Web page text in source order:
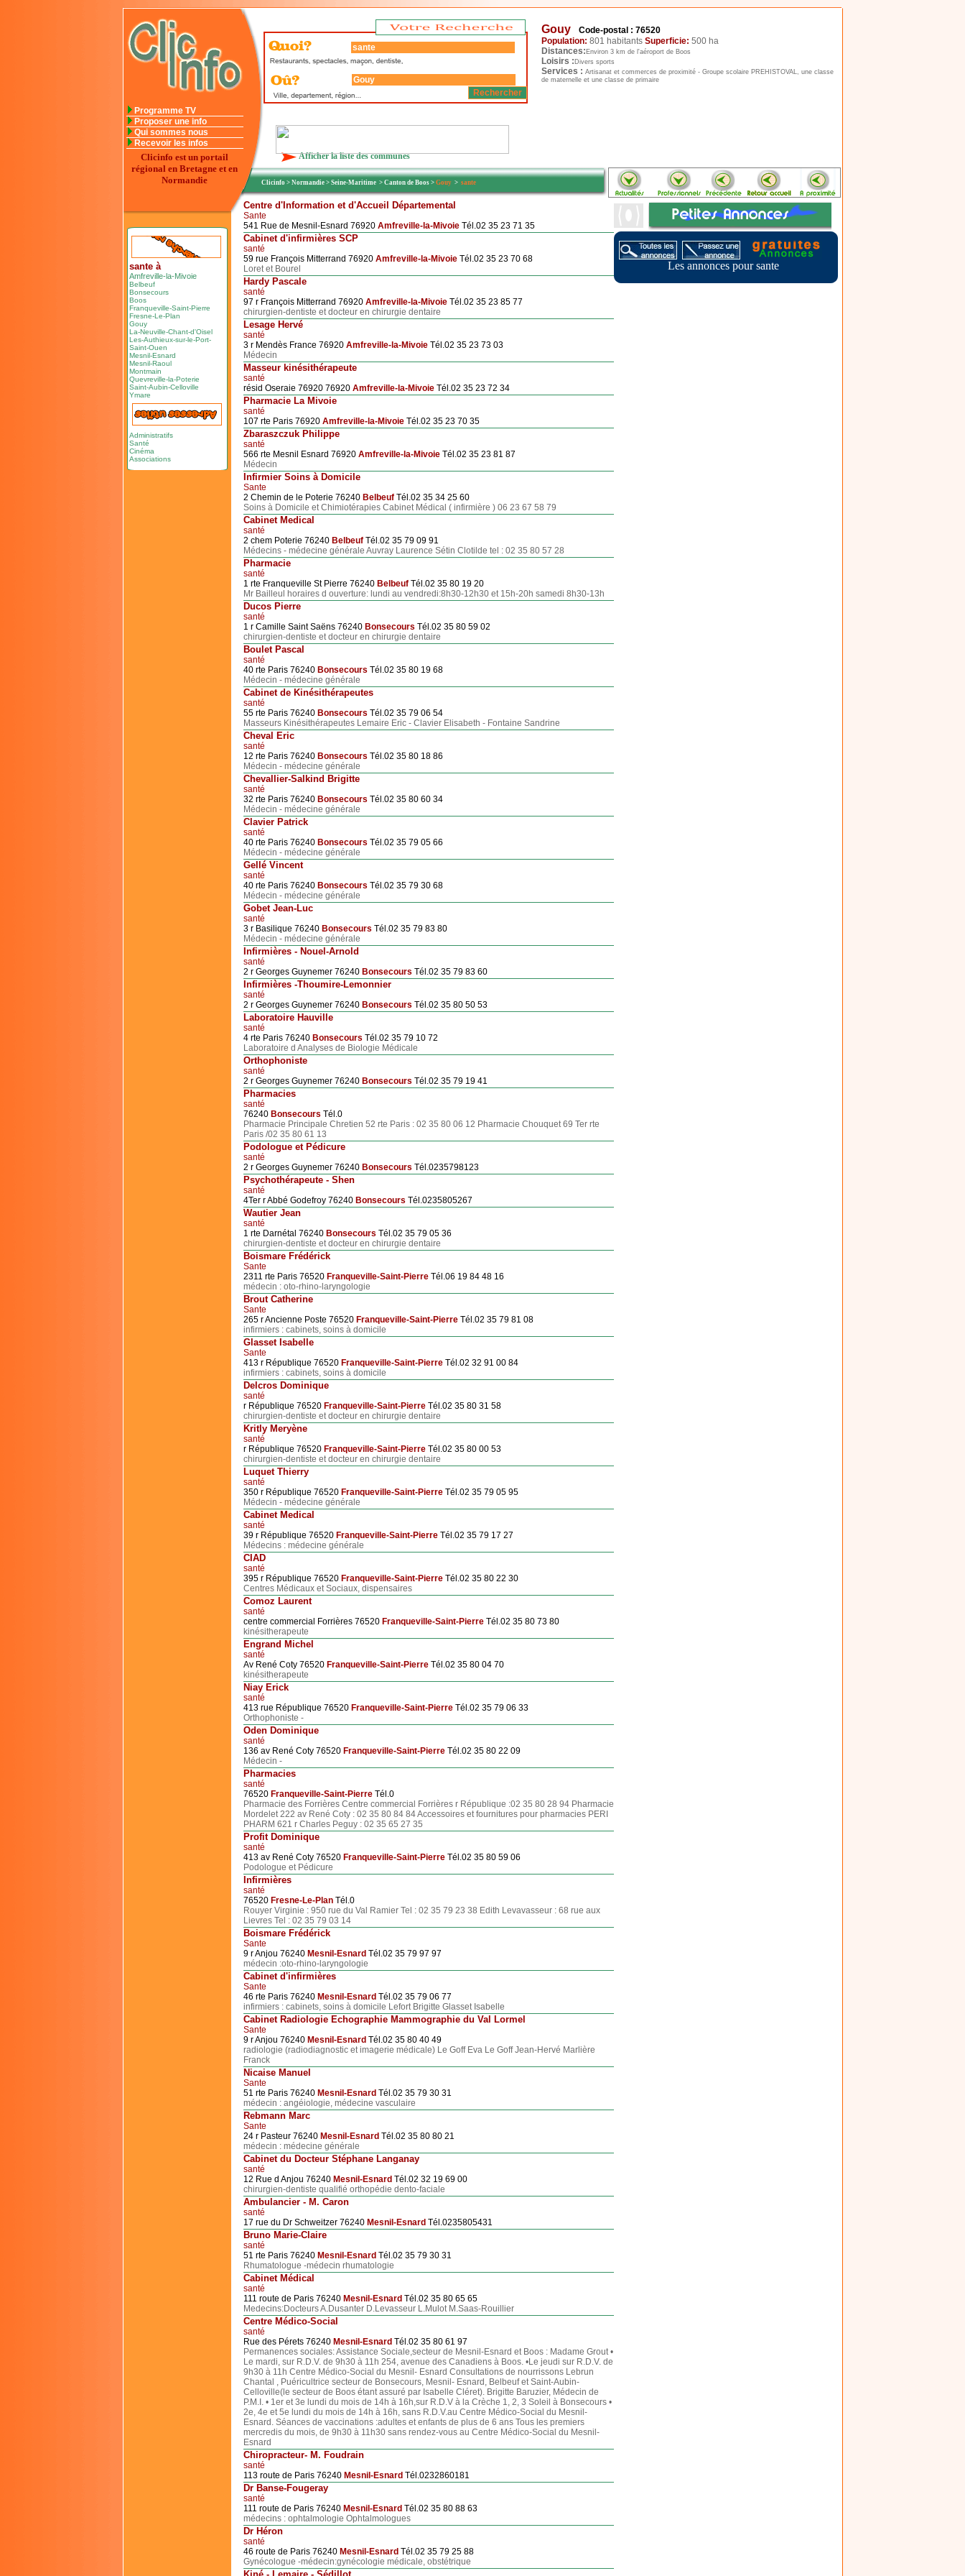
Programme TV
Proposer une info
Qui sommes nous
Recevoir les infos
Clicinfo est un portail
régional en Bretagne et en
Normandie
Afficher la liste des communes
Gouy
Code-postal : 76520
Population: 801 habitants Superficie: 500 ha
Distances: Environ 3 km de l'aéroport de Boos
Loisirs : Divers sports
Services : Artisanat et commerces de proximité - Groupe scolaire PREHISTOVAL, une classe
de maternelle et une classe de primaire
Clicinfo> Normandie > Seine-Maritime > Canton de Boos> Gouy > sante
sante à
Amfreville-la-Mivoie
Belbeuf
Bonsecours
Boos
Franqueville-Saint-Pierre
Fresne-Le-Plan
Gouy
La-Neuville-Chant-d'Oisel
Les-Authieux-sur-le-Port-
Saint-Ouen
Mesnil-Esnard
Mesnil-Raoul
Montmain
Quevreville-la-Poterie
Saint-Aubin-Celloville
Ymare
Administratifs
Santé
Cinéma
Associations
Centre d'Information et d'Accueil Départemental
Sante
541 Rue de Mesnil-Esnard 76920 Amfreville-la-MivoieTél.02 35 23 71 35
Cabinet d'infirmières SCP
santé
59 rue François Mitterrand 76920 Amfreville-la-MivoieTél.02 35 23 70 68
Loret et Bourel
Hardy Pascale
santé
97 r François Mitterrand 76920 Amfreville-la-MivoieTél.02 35 23 85 77
chirurgien-dentiste et docteur en chirurgie dentaire
Lesage Hervé
santé
3 r Mendès France 76920 Amfreville-la-MivoieTél.02 35 23 73 03
Médecin
Masseur kinésithérapeute
santé
résid Oseraie 76920 76920 Amfreville-la-MivoieTél.02 35 23 72 34
Pharmacie La Mivoie
santé
107 rte Paris 76920 Amfreville-la-MivoieTél.02 35 23 70 35
Zbaraszczuk Philippe
santé
566 rte Mesnil Esnard 76920 Amfreville-la-MivoieTél.02 35 23 81 87
Médecin
Infirmier Soins à Domicile
Sante
2 Chemin de le Poterie 76240 BelbeufTél.02 35 34 25 60
Soins à Domicile et Chimiotérapies Cabinet Médical ( infirmière ) 06 23 67 58 79
Cabinet Medical
santé
2 chem Poterie 76240 BelbeufTél.02 35 79 09 91
Médecins - médecine générale Auvray Laurence Sétin Clotilde tel : 02 35 80 57 28
Pharmacie
santé
1 rte Franqueville St Pierre 76240 BelbeufTél.02 35 80 19 20
Mr Bailleul horaires d ouverture: lundi au vendredi:8h30-12h30 et 15h-20h samedi 8h30-13h
Ducos Pierre
santé
1 r Camille Saint Saëns 76240 Bonsecours Tél.02 35 80 59 02
chirurgien-dentiste et docteur en chirurgie dentaire
Boulet Pascal
santé
40 rte Paris 76240 Bonsecours Tél.02 35 80 19 68
Médecin - médecine générale
Cabinet de Kinésithérapeutes
santé
55 rte Paris 76240 Bonsecours Tél.02 35 79 06 54
Masseurs Kinésithérapeutes Lemaire Eric - Clavier Elisabeth - Fontaine Sandrine
Cheval Eric
santé
12 rte Paris 76240 Bonsecours Tél.02 35 80 18 86
Médecin - médecine générale
Chevallier-Salkind Brigitte
santé
32 rte Paris 76240 Bonsecours Tél.02 35 80 60 34
Médecin - médecine générale
Clavier Patrick
santé
40 rte Paris 76240 Bonsecours Tél.02 35 79 05 66
Médecin - médecine générale
Gellé Vincent
santé
40 rte Paris 76240 Bonsecours Tél.02 35 79 30 68
Médecin - médecine générale
Gobet Jean-Luc
santé
3 r Basilique 76240 Bonsecours Tél.02 35 79 83 80
Médecin - médecine générale
Infirmières - Nouel-Arnold
santé
2 r Georges Guynemer 76240 Bonsecours Tél.02 35 79 83 60
Infirmières -Thoumire-Lemonnier
santé
2 r Georges Guynemer 76240 Bonsecours Tél.02 35 80 50 53
Laboratoire Hauville
santé
4 rte Paris 76240 Bonsecours Tél.02 35 79 10 72
Laboratoire d Analyses de Biologie Médicale
Orthophoniste
santé
2 r Georges Guynemer 76240 Bonsecours Tél.02 35 79 19 41
Pharmacies
santé
76240 Bonsecours Tél.0
Pharmacie Principale Chretien 52 rte Paris : 02 35 80 06 12 Pharmacie Chouquet 69 Ter rte
Paris /02 35 80 61 13
Podologue et Pédicure
santé
2 r Georges Guynemer 76240 Bonsecours Tél.0235798123
Psychothérapeute - Shen
santé
4Ter r Abbé Godefroy 76240 Bonsecours Tél.0235805267
Wautier Jean
santé
1 rte Darnétal 76240 Bonsecours Tél.02 35 79 05 36
chirurgien-dentiste et docteur en chirurgie dentaire
Boismare Frédérick
Sante
2311 rte Paris 76520 Franqueville-Saint-PierreTél.06 19 84 48 16
médecin : oto-rhino-laryngologie
Brout Catherine
Sante
265 r Ancienne Poste 76520 Franqueville-Saint-PierreTél.02 35 79 81 08
infirmiers : cabinets, soins à domicile
Glasset Isabelle
Sante
413 r République 76520 Franqueville-Saint-PierreTél.02 32 91 00 84
infirmiers : cabinets, soins à domicile
Delcros Dominique
santé
r République 76520 Franqueville-Saint-PierreTél.02 35 80 31 58
chirurgien-dentiste et docteur en chirurgie dentaire
Kritly Meryène
santé
r République 76520 Franqueville-Saint-PierreTél.02 35 80 00 53
chirurgien-dentiste et docteur en chirurgie dentaire
Luquet Thierry
santé
350 r République 76520 Franqueville-Saint-PierreTél.02 35 79 05 95
Médecin - médecine générale
Cabinet Medical
santé
39 r République 76520 Franqueville-Saint-PierreTél.02 35 79 17 27
Médecins : médecine générale
CIAD
santé
395 r République 76520 Franqueville-Saint-PierreTél.02 35 80 22 30
Centres Médicaux et Sociaux, dispensaires
Comoz Laurent
santé
centre commercial Forrières 76520 Franqueville-Saint-PierreTél.02 35 80 73 80
kinésitherapeute
Engrand Michel
santé
Av René Coty 76520 Franqueville-Saint-PierreTél.02 35 80 04 70
kinésitherapeute
Niay Erick
santé
413 rue République 76520 Franqueville-Saint-PierreTél.02 35 79 06 33
Orthophoniste -
Oden Dominique
santé
136 av René Coty 76520 Franqueville-Saint-PierreTél.02 35 80 22 09
Médecin -
Pharmacies
santé
76520 Franqueville-Saint-PierreTél.0
Pharmacie des Forrières Centre commercial Forrières r République :02 35 80 28 94 Pharmacie
Mordelet 222 av René Coty : 02 35 80 84 84 Accessoires et fournitures pour pharmacies PERI
PHARM 621 r Charles Peguy : 02 35 65 27 35
Profit Dominique
santé
413 av René Coty 76520 Franqueville-Saint-PierreTél.02 35 80 59 06
Podologue et Pédicure
Infirmières
santé
76520 Fresne-Le-PlanTél.0
Rouyer Virginie : 950 rue du Val Ramier Tel : 02 35 79 23 38 Edith Levavasseur : 68 rue aux
Lievres Tel : 02 35 79 03 14
Boismare Frédérick
Sante
9 r Anjou 76240 Mesnil-Esnard Tél.02 35 79 97 97
médecin :oto-rhino-laryngologie
Cabinet d'infirmières
Sante
46 rte Paris 76240 Mesnil-Esnard Tél.02 35 79 06 77
infirmiers : cabinets, soins à domicile Lefort Brigitte Glasset Isabelle
Cabinet Radiologie Echographie Mammographie du Val Lormel
Sante
9 r Anjou 76240 Mesnil-Esnard Tél.02 35 80 40 49
radiologie (radiodiagnostic et imagerie médicale) Le Goff Eva Le Goff Jean-Hervé Marlière
Franck
Nicaise Manuel
Sante
51 rte Paris 76240 Mesnil-Esnard Tél.02 35 79 30 31
médecin : angéiologie, médecine vasculaire
Rebmann Marc
Sante
24 r Pasteur 76240 Mesnil-Esnard Tél.02 35 80 80 21
médecin : médecine générale
Cabinet du Docteur Stéphane Langanay
santé
12 Rue d Anjou 76240 Mesnil-Esnard Tél.02 32 19 69 00
chirurgien-dentiste qualifié orthopédie dento-faciale
Ambulancier - M. Caron
santé
17 rue du Dr Schweitzer 76240 Mesnil-Esnard Tél.0235805431
Bruno Marie-Claire
santé
51 rte Paris 76240 Mesnil-Esnard Tél.02 35 79 30 31
Rhumatologue -médecin rhumatologie
Cabinet Médical
santé
111 route de Paris 76240 Mesnil-Esnard Tél.02 35 80 65 65
Medecins:Docteurs A.Dusanter D.Levasseur L.Mulot M.Saas-Rouillier
Centre Médico-Social
santé
Rue des Pérets 76240 Mesnil-Esnard Tél.02 35 80 61 97
Permanences sociales: Assistance Sociale,secteur de Mesnil-Esnard et Boos : Madame Grout •
Le mardi, sur R.D.V. de 9h30 à 11h 254, avenue des Canadiens à Boos. •Le jeudi sur R.D.V. de
9h30 à 11h Centre Médico-Social du Mesnil- Esnard Consultations de nourrissons Lebrun
Chantal , Puéricultrice secteur de Bonsecours, Mesnil- Esnard, Belbeuf et Saint-Aubin-
Celloville(le secteur de Boos étant assuré par Isabelle Cléret). Brigitte Baruzier, Médecin de
P.M.I. • 1er et 3e lundi du mois de 14h à 16h,sur R.D.V à la Crèche 1, 2, 3 Soleil à Bonsecours •
2e, 4e et 5e lundi du mois de 14h à 16h, sans R.D.V.au Centre Médico-Social du Mesnil-
Esnard. Séances de vaccinations :adultes et enfants de plus de 6 ans Tous les premiers
mercredis du mois, de 9h30 à 11h30 sans rendez-vous au Centre Médico-Social du Mesnil-
Esnard
Chiropracteur- M. Foudrain
santé
113 route de Paris 76240 Mesnil-Esnard Tél.0232860181
Dr Banse-Fougeray
santé
111 route de Paris 76240 Mesnil-Esnard Tél.02 35 80 88 63
médecins : ophtalmologie Ophtalmologues
Dr Héron
santé
46 route de Paris 76240 Mesnil-Esnard Tél.02 35 79 25 88
Gynécologue -médecin:gynécologie médicale, obstétrique
Les annonces pour sante